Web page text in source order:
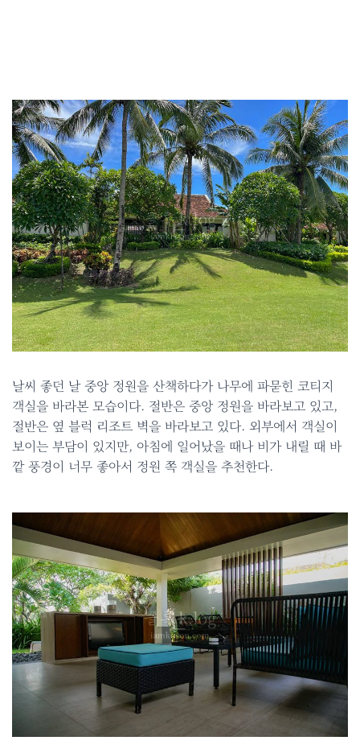
날씨 좋던 날 중앙 정원을 산책하다가 나무에 파묻힌 코티지
객실을 바라본 모습이다. 절반은 중앙 정원을 바라보고 있고,
절반은 옆 블럭 리조트 벽을 바라보고 있다. 외부에서 객실이
보이는 부담이 있지만, 아침에 일어났을 때나 비가 내릴 때 바
깥 풍경이 너무 좋아서 정원 쪽 객실을 추천한다.